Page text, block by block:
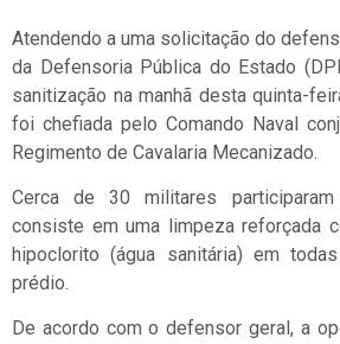
Atendendo a uma solicitação do
da Defensoria Pública do Estado
sanitização na manhã desta quinta-
foi chefiada pelo Comando Naval
Regimento de Cavalaria Mecanizado.
Cerca de 30 militares
consiste em uma limpeza reforçada
hipoclorito (água sanitária) em
prédio.
De acordo com o defensor geral, a